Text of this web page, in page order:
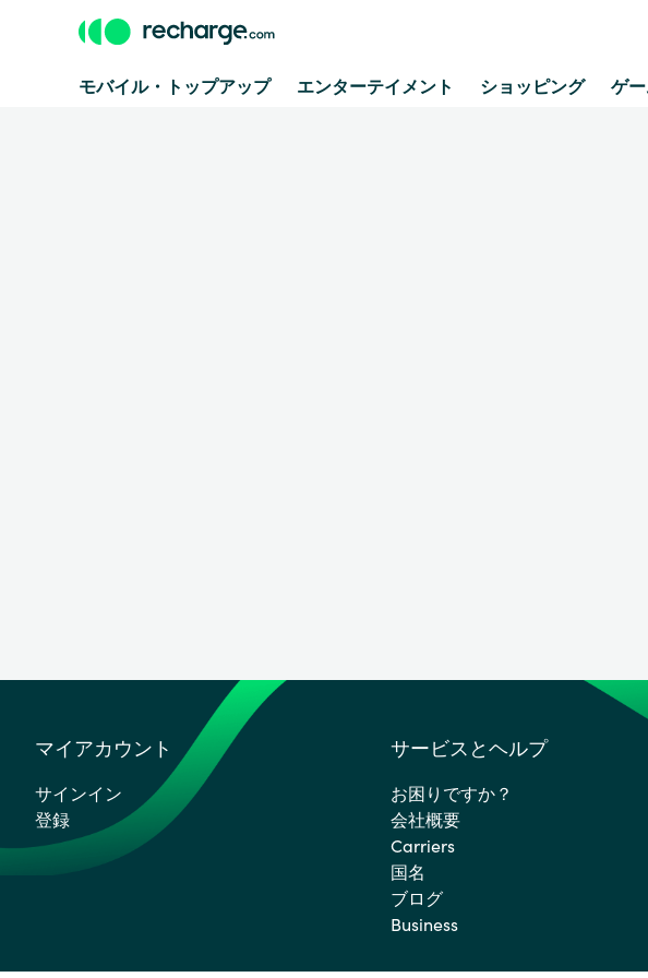
モバイル・トップアップ エンターテイメント ショッピング ゲ
マイアカウント
サインイン
登録
サービスとヘルプ
お困りですか？
会社概要
Carriers
国名
ブログ
Business